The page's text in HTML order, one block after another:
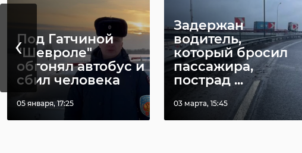
Под Гатчиной
"Шевроле"
обгонял автобус и
сбил человека
05 января, 17:25
Задержан
водитель,
который бросил
пассажира,
пострад ...
03 марта, 15:45
‹